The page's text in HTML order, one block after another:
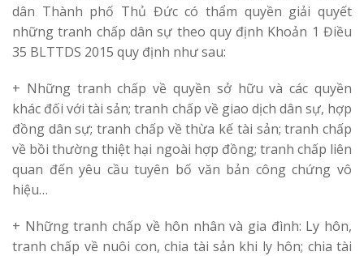
dân Thành phố Thủ Đức có thẩm quyền giải quyết
những tranh chấp dân sự theo quy định Khoản 1 Điều
35 BLTTDS 2015 quy định như sau:
+ Những tranh chấp về quyền sở hữu và các quyền
khác đối với tài sản; tranh chấp về giao dịch dân sự, hợp
đồng dân sự; tranh chấp về thừa kế tài sản; tranh chấp
về bồi thường thiệt hại ngoài hợp đồng; tranh chấp liên
quan đến yêu cầu tuyên bố văn bản công chứng vô
hiệu…
+ Những tranh chấp về hôn nhân và gia đình: Ly hôn,
tranh chấp về nuôi con, chia tài sản khi ly hôn; chia tài